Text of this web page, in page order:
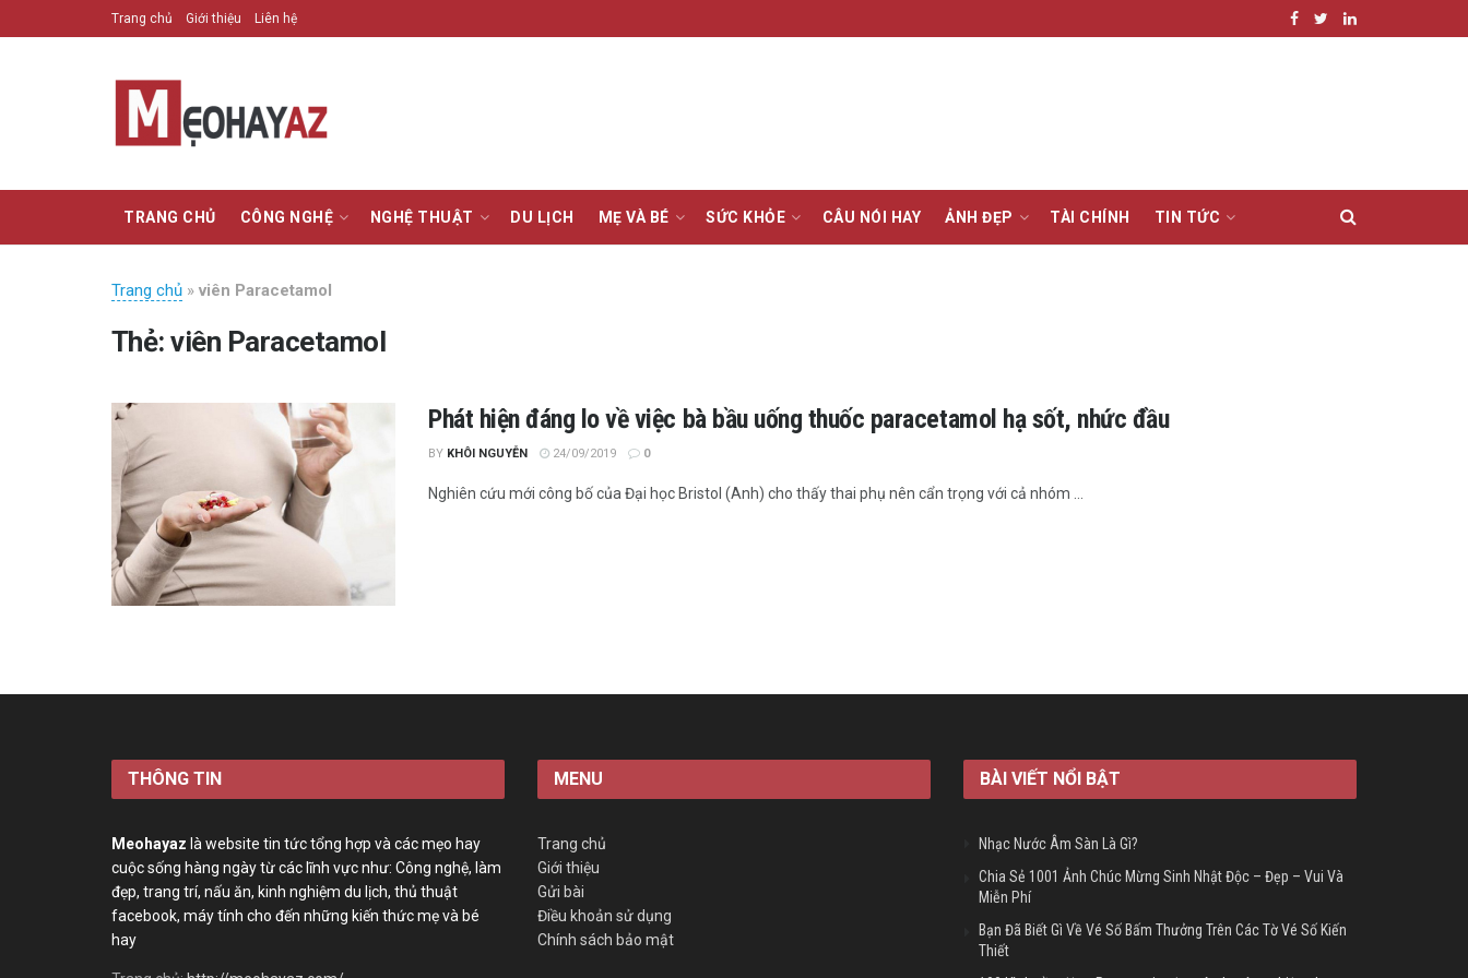
Trang chủ Giới thiệu Liên hệ
TRANG CHỦ CÔNG NGHỆ NGHỆ THUẬT DU LỊCH MẸ VÀ BÉ SỨC KHỎE CÂU NÓI HAY ẢNH ĐẸP TÀI CHÍNH TIN TỨC
Trang chủ » viên Paracetamol
Thẻ:viên Paracetamol
Phát hiện đáng lo về việc bà bầu uống thuốc paracetamol hạ sốt, nhức đầu
BY KHÔI NGUYỄN 24/09/2019 0
Nghiên cứu mới công bố của Đại học Bristol (Anh) cho thấy thai phụ nên cẩn trọng với cả nhóm ...
THÔNG TIN
Meohayaz là website tin tức tổng hợp và các mẹo hay
cuộc sống hàng ngày từ các lĩnh vực như: Công nghệ, làm
đẹp, trang trí, nấu ăn, kinh nghiệm du lịch, thủ thuật
facebook, máy tính cho đến những kiến thức mẹ và bé
hay
MENU
Trang chủ
Giới thiệu
Gửi bài
Điều khoản sử dụng
Chính sách bảo mật
BÀI VIẾT NỔI BẬT
Nhạc Nước Âm Sàn Là Gì?
Chia Sẻ 1001 Ảnh Chúc Mừng Sinh Nhật Độc – Đẹp – Vui Và
Miễn Phí
Bạn Đã Biết Gì Về Vé Số Bấm Thưởng Trên Các Tờ Vé Số Kiến
Thiết